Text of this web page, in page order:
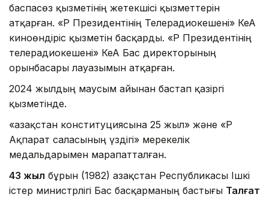
баспасөз қызметінің жетекшісі қызметтерін
атқарған. «ҚР Президентінің Телерадиокешені» КеАҚ
киноөндіріс қызметін басқарды. «ҚР Президентінің
телерадиокешені» КеАҚ Бас директорының
орынбасары лауазымын атқарған.
2024 жылдың маусым айынан бастап қазіргі
қызметінде.
«Қазақстан конституциясына 25 жыл» және «ҚР
Ақпарат саласының үздігі» мерекелік
медальдарымен марапатталған.
43 жыл бұрын (1982) Қазақстан Республикасы Ішкі
істер министрлігі Бас басқарманың бастығы Талғат